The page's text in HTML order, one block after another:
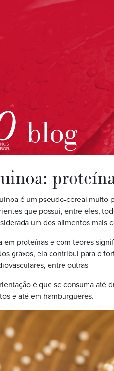
blog
é um pseudo-cereal muito
que possui, entre eles,
um dos alimentos mais
em proteínas e com teores
graxos, ela contribui para o
entre outras.
é que se consuma até
e até em hambúrgueres.